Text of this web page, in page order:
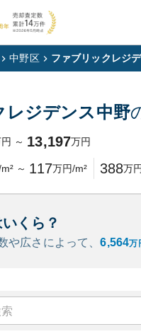
中野区 ファブリックレジ
レジデンス中野
～ 13,197万円
～ 117万円/m² 388万
くら？
や広さによって、6,564万